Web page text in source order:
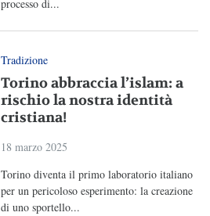
processo di...
Tradizione
Torino abbraccia l’islam: a
rischio la nostra identità
cristiana!
18 marzo 2025
Torino diventa il primo laboratorio italiano
per un pericoloso esperimento: la creazione
di uno sportello...